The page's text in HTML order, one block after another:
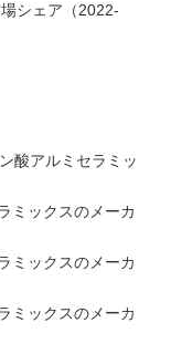
シェア（2022-
酸アルミセラミッ
ミックスのメーカ
ミックスのメーカ
ミックスのメーカ